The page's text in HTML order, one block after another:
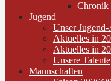
Chronik
Jugend
Unser
Aktuelles in
Aktuelles in
Unsere Talente
Mannschaften